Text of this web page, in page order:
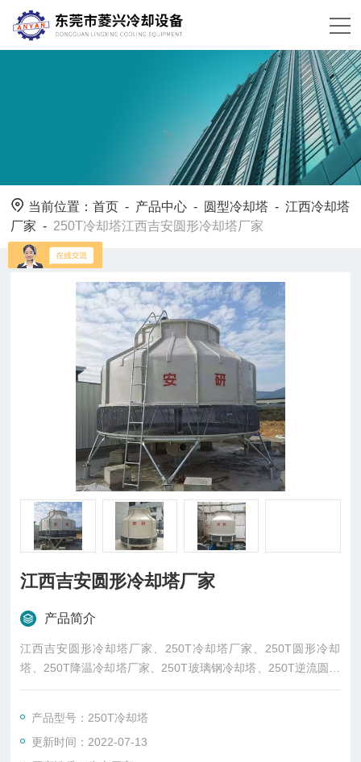
当前位置：首页 - 产品中心 - 圆型冷却塔 -江西冷却塔
厂家 - 250T冷却塔江西吉安圆形冷却塔厂家
江西吉安圆形冷却塔厂家
产品简介
江西吉安圆形冷却塔厂家、250T冷却塔厂家、250T圆形冷却
塔、250T降温冷却塔厂家、250T玻璃钢冷却塔、250T逆流圆形
冷却塔厂家生产，厂价直销。东莞市菱兴冷却设备有限公司专业
产品型号：250T冷却塔
更新时间：2022-07-13